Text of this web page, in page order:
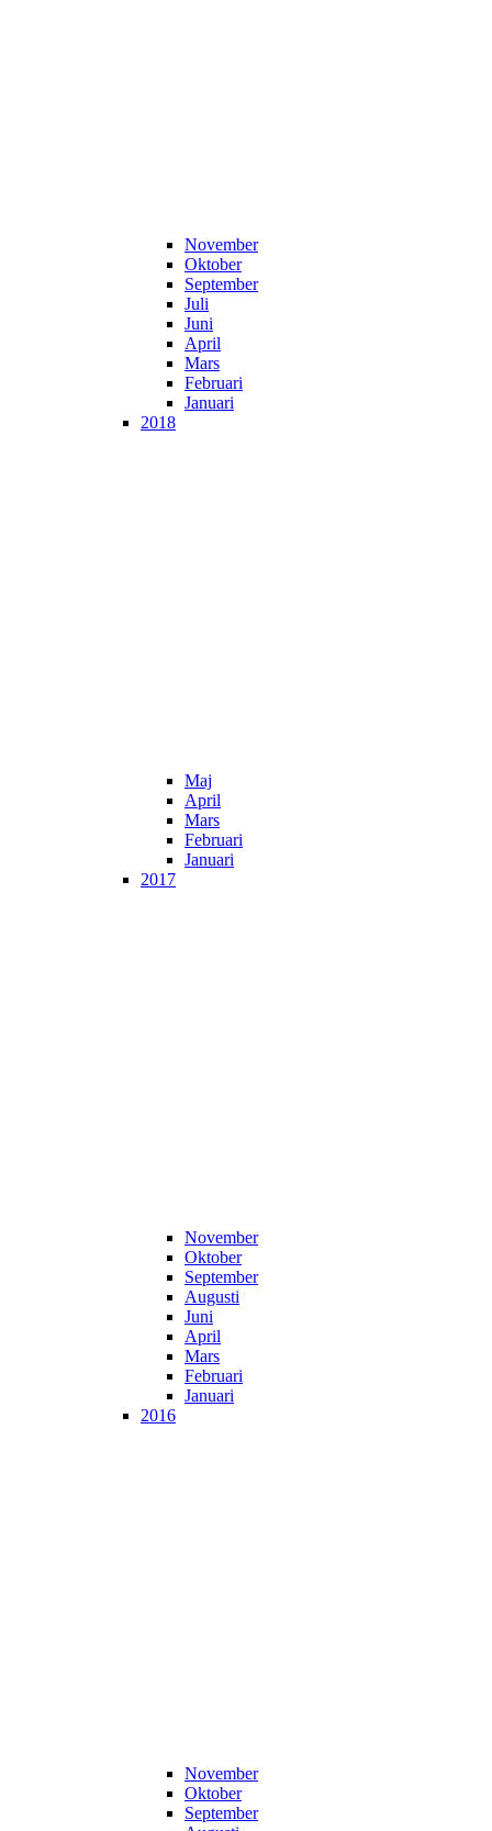
November
Oktober
September
Juli
Juni
April
Mars
Februari
Januari
2018
Maj
April
Mars
Februari
Januari
2017
November
Oktober
September
Augusti
Juni
April
Mars
Februari
Januari
2016
November
Oktober
September